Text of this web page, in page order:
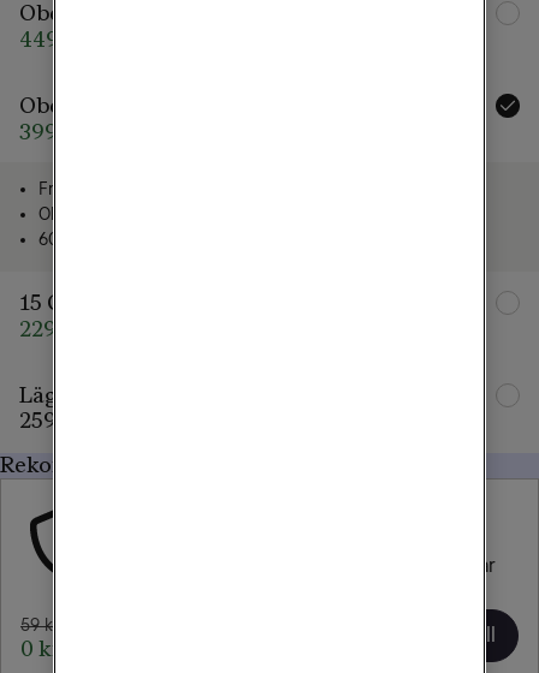
Obegränsad Max
449 kr/mån
Obegränsad
399 kr/mån
Fria samtal och sms
Obegränsad surf i Sverige
60 GB surf i EU/EES
15 GB
229 kr/mån
Lägg till familjemedlem
259 kr/mån
Rekommenderat för dig
Försäkra din nya mobil eller surfplatta och var
59 kr/mån
0 kr/mån i 1 mån